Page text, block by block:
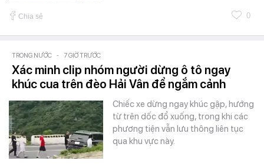
Chia sẻ 0
TRONG NƯỚC - 7 GIỜ TRƯỚC
Xác minh clip nhóm người dừng ô tô ngay
khúc cua trên đèo Hải Vân để ngắm cảnh
Chiếc xe dừng ngay khúc gập, hướng
từ trên dốc đổ xuống, trong khi các
phương tiện vẫn lưu thông liên tục
qua khu vực này.